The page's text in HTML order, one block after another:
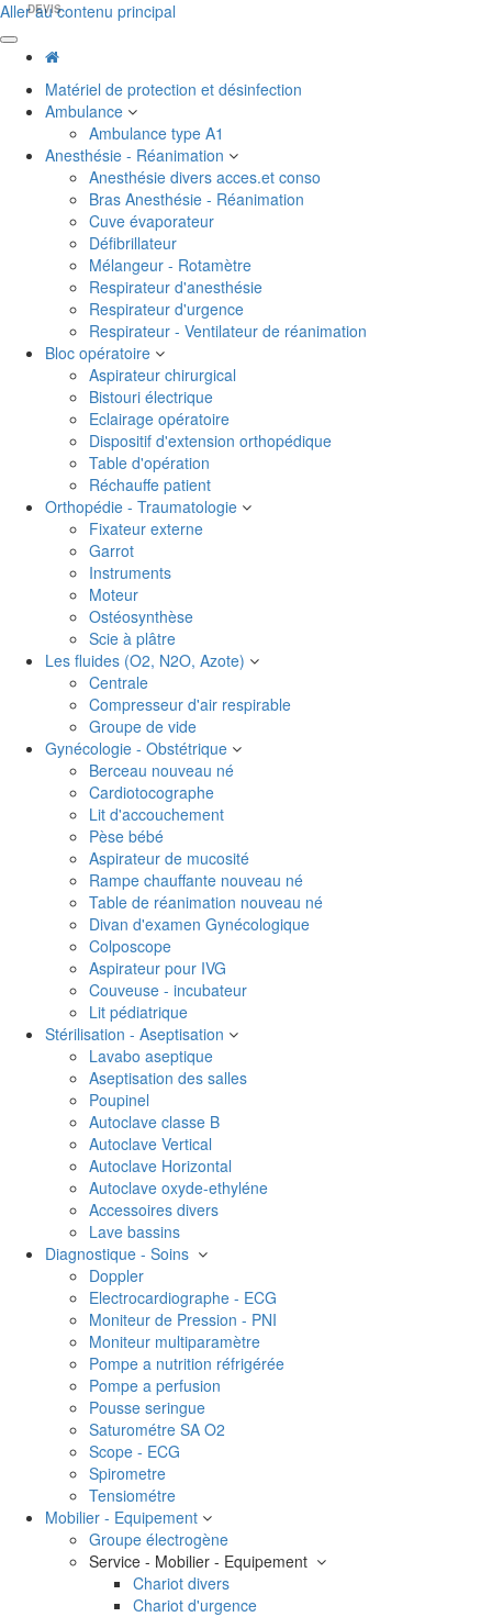
Aller au contenu principal
Matériel de protection et désinfection
Ambulance
Ambulance type A1
Anesthésie - Réanimation
Anesthésie divers acces.et conso
Bras Anesthésie - Réanimation
Cuve évaporateur
Défibrillateur
Mélangeur - Rotamètre
Respirateur d'anesthésie
Respirateur d'urgence
Respirateur - Ventilateur de réanimation
Bloc opératoire
Aspirateur chirurgical
Bistouri électrique
Eclairage opératoire
Dispositif d'extension orthopédique
Table d'opération
Réchauffe patient
Orthopédie - Traumatologie
Fixateur externe
Garrot
Instruments
Moteur
Ostéosynthèse
Scie à plâtre
Les fluides (O2, N2O, Azote)
Centrale
Compresseur d'air respirable
Groupe de vide
Gynécologie - Obstétrique
Berceau nouveau né
Cardiotocographe
Lit d'accouchement
Pèse bébé
Aspirateur de mucosité
Rampe chauffante nouveau né
Table de réanimation nouveau né
Divan d'examen Gynécologique
Colposcope
Aspirateur pour IVG
Couveuse - incubateur
Lit pédiatrique
Stérilisation - Aseptisation
Lavabo aseptique
Aseptisation des salles
Poupinel
Autoclave classe B
Autoclave Vertical
Autoclave Horizontal
Autoclave oxyde-ethyléne
Accessoires divers
Lave bassins
Diagnostique - Soins
Doppler
Electrocardiographe - ECG
Moniteur de Pression - PNI
Moniteur multiparamètre
Pompe a nutrition réfrigérée
Pompe a perfusion
Pousse seringue
Saturométre SA O2
Scope - ECG
Spirometre
Tensiométre
Mobilier - Equipement
Groupe électrogène
Service - Mobilier - Equipement
Chariot divers
Chariot d'urgence
DEVIS